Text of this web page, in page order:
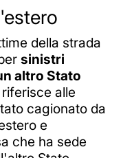
della strada
sinistri
altro Stato
alle
cagionato da
e
che ha sede